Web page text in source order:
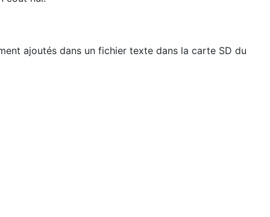
ajoutés dans un fichier texte dans la carte SD du